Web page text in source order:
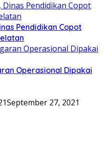
Pendidikan Copot
Operasional Dipakai
September 27, 2021